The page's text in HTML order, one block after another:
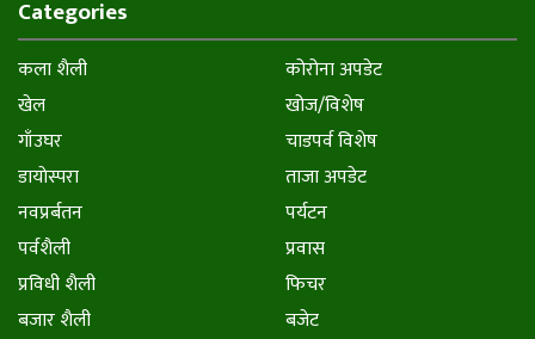
Categories
कला शैली
कोरोना अपडेट
खेल
खोज/विशेष
गाँउघर
चाडपर्व विशेष
डायाेस्परा
ताजा अपडेट
नवप्रर्बतन
पर्यटन
पर्वशैली
प्रवास
प्रविधी शैली
फिचर
बजार शैली
बजेट